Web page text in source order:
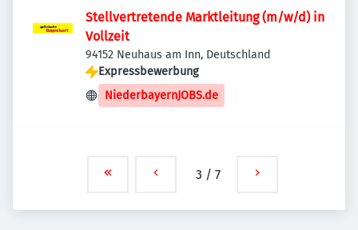
Stellvertretende Marktleitung (m/w/d) in
Vollzeit
94152 Neuhaus am Inn, Deutschland
Expressbewerbung
NiederbayernJOBS.de
3 / 7